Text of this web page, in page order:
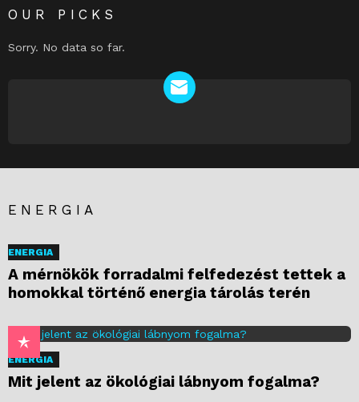
OUR PICKS
Sorry. No data so far.
ENERGIA
ENERGIA
A mérnökök forradalmi felfedezést tettek a
homokkal történő energia tárolás terén
ENERGIA
Mit jelent az ökológiai lábnyom fogalma?